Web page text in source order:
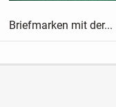
Briefmarken mit der...